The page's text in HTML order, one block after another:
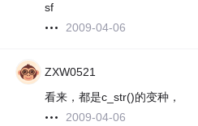
sf
2009-04-06
ZXW0521
看来，都是c_str()的变种，
2009-04-06